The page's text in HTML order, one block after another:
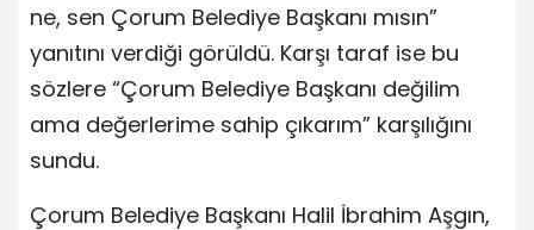
ne, sen Çorum Belediye Başkanı mısın”
yanıtını verdiği görüldü. Karşı taraf ise bu
sözlere “Çorum Belediye Başkanı değilim
ama değerlerime sahip çıkarım” karşılığını
sundu.
Çorum Belediye Başkanı Halil İbrahim Aşgın,